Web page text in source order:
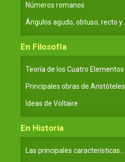
Números romanos
Ángulos agudo, obtuso, recto y...
En Filosofía
Teoría de los Cuatro Elementos
Principales obras de Aristóteles
Ideas de Voltaire
En Historia
Las principales características...